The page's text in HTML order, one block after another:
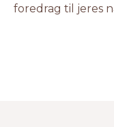
foredrag til jeres